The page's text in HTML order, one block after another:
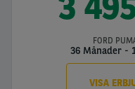
FORD
36 Månader -
VISA